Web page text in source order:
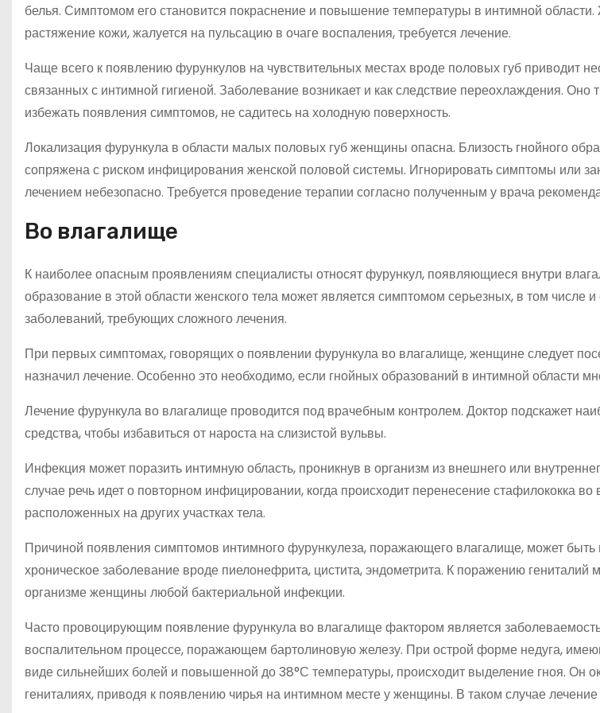
белья. Симптомом его становится покраснение и повышение температуры в интимной
растяжение кожи, жалуется на пульсацию в очаге воспаления, требуется лечение.
Чаще всего к появлению фурункулов на чувствительных местах вроде половых губ приводит
связанных с интимной гигиеной. Заболевание возникает и как следствие переохлаждения. Оно
избежать появления симптомов, не садитесь на холодную поверхность.
Локализация фурункула в области малых половых губ женщины опасна. Близость гнойного
сопряжена с риском инфицирования женской половой системы. Игнорировать симптомы или
лечением небезопасно. Требуется проведение терапии согласно полученным у врача
Во влагалище
К наиболее опасным проявлениям специалисты относят фурункул, появляющиеся внутри
образование в этой области женского тела может является симптомом серьезных, в том числе
заболеваний, требующих сложного лечения.
При первых симптомах, говорящих о появлении фурункула во влагалище, женщине следует
назначил лечение. Особенно это необходимо, если гнойных образований в интимной области
Лечение фурункула во влагалище проводится под врачебным контролем. Доктор подскажет
средства, чтобы избавиться от нароста на слизистой вульвы.
Инфекция может поразить интимную область, проникнув в организм из внешнего или
случае речь идет о повторном инфицировании, когда происходит перенесение стафилококка во
расположенных на других участках тела.
Причиной появления симптомов интимного фурункулеза, поражающего влагалище, может
хроническое заболевание вроде пиелонефрита, цистита, эндометрита. К поражению гениталий
организме женщины любой бактериальной инфекции.
Часто провоцирующим появление фурункула во влагалище фактором является
воспалительном процессе, поражающем бартолиновую железу. При острой форме недуга,
виде сильнейших болей и повышенной до 38°С температуры, происходит выделение гноя. Он
гениталиях, приводя к появлению чирья на интимном месте у женщины. В таком случае